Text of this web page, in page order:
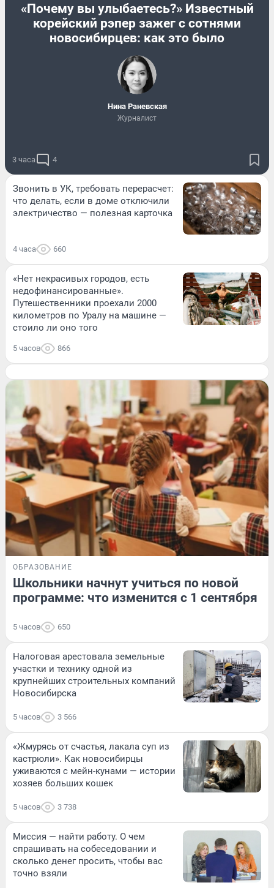
«Почему вы улыбаетесь?» Известный
корейский рэпер зажег с сотнями
новосибирцев: как это было
Нина Раневская
Журналист
3 часа 4
Звонить в УК, требовать перерасчет:
что делать, если в доме отключили
электричество — полезная карточка
4 часа 660
«Нет некрасивых городов, есть
недофинансированные».
Путешественники проехали 2000
километров по Уралу на машине —
стоило ли оно того
5 часов 866
ОБРАЗОВАНИЕ
Школьники начнут учиться по новой
программе: что изменится с 1 сентября
5 часов 650
Налоговая арестовала земельные
участки и технику одной из
крупнейших строительных компаний
Новосибирска
5 часов 3 566
«Жмурясь от счастья, лакала суп из
кастрюли». Как новосибирцы
уживаются с мейн-кунами — истории
хозяев больших кошек
5 часов 3 738
Миссия — найти работу. О чем
спрашивать на собеседовании и
сколько денег просить, чтобы вас
точно взяли